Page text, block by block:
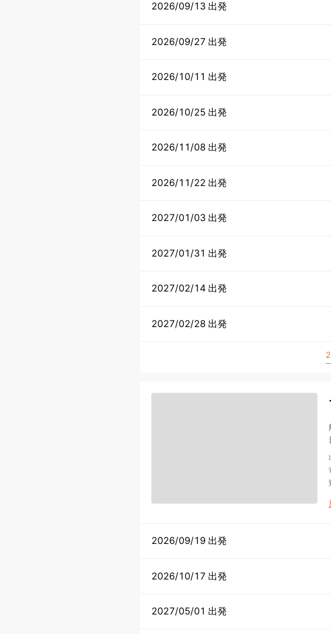
2026/09/13 出発
2026/09/27 出発
2026/10/11 出発
2026/10/25 出発
2026/11/08 出発
2026/11/22 出発
2027/01/03 出発
2027/01/31 出発
2027/02/14 出発
2027/02/28 出発
2026/09/19 出発
2026/10/17 出発
2027/05/01 出発